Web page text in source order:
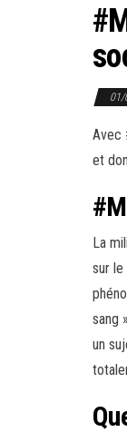
01/
Avec
et
La
sur
sang
un